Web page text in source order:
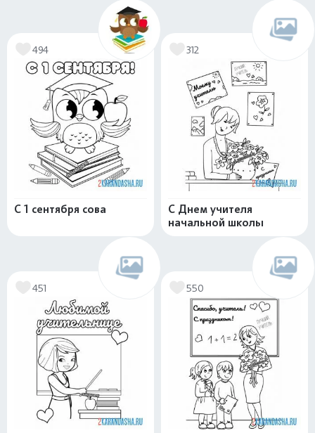
494
С 1 сентября сова
312
С Днем учителя
начальной школы
451 550